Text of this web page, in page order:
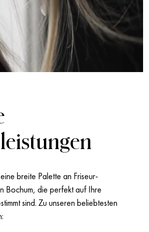
breite Palette an Friseur-
Bochum, die perfekt auf Ihre
sind. Zu unseren beliebtesten